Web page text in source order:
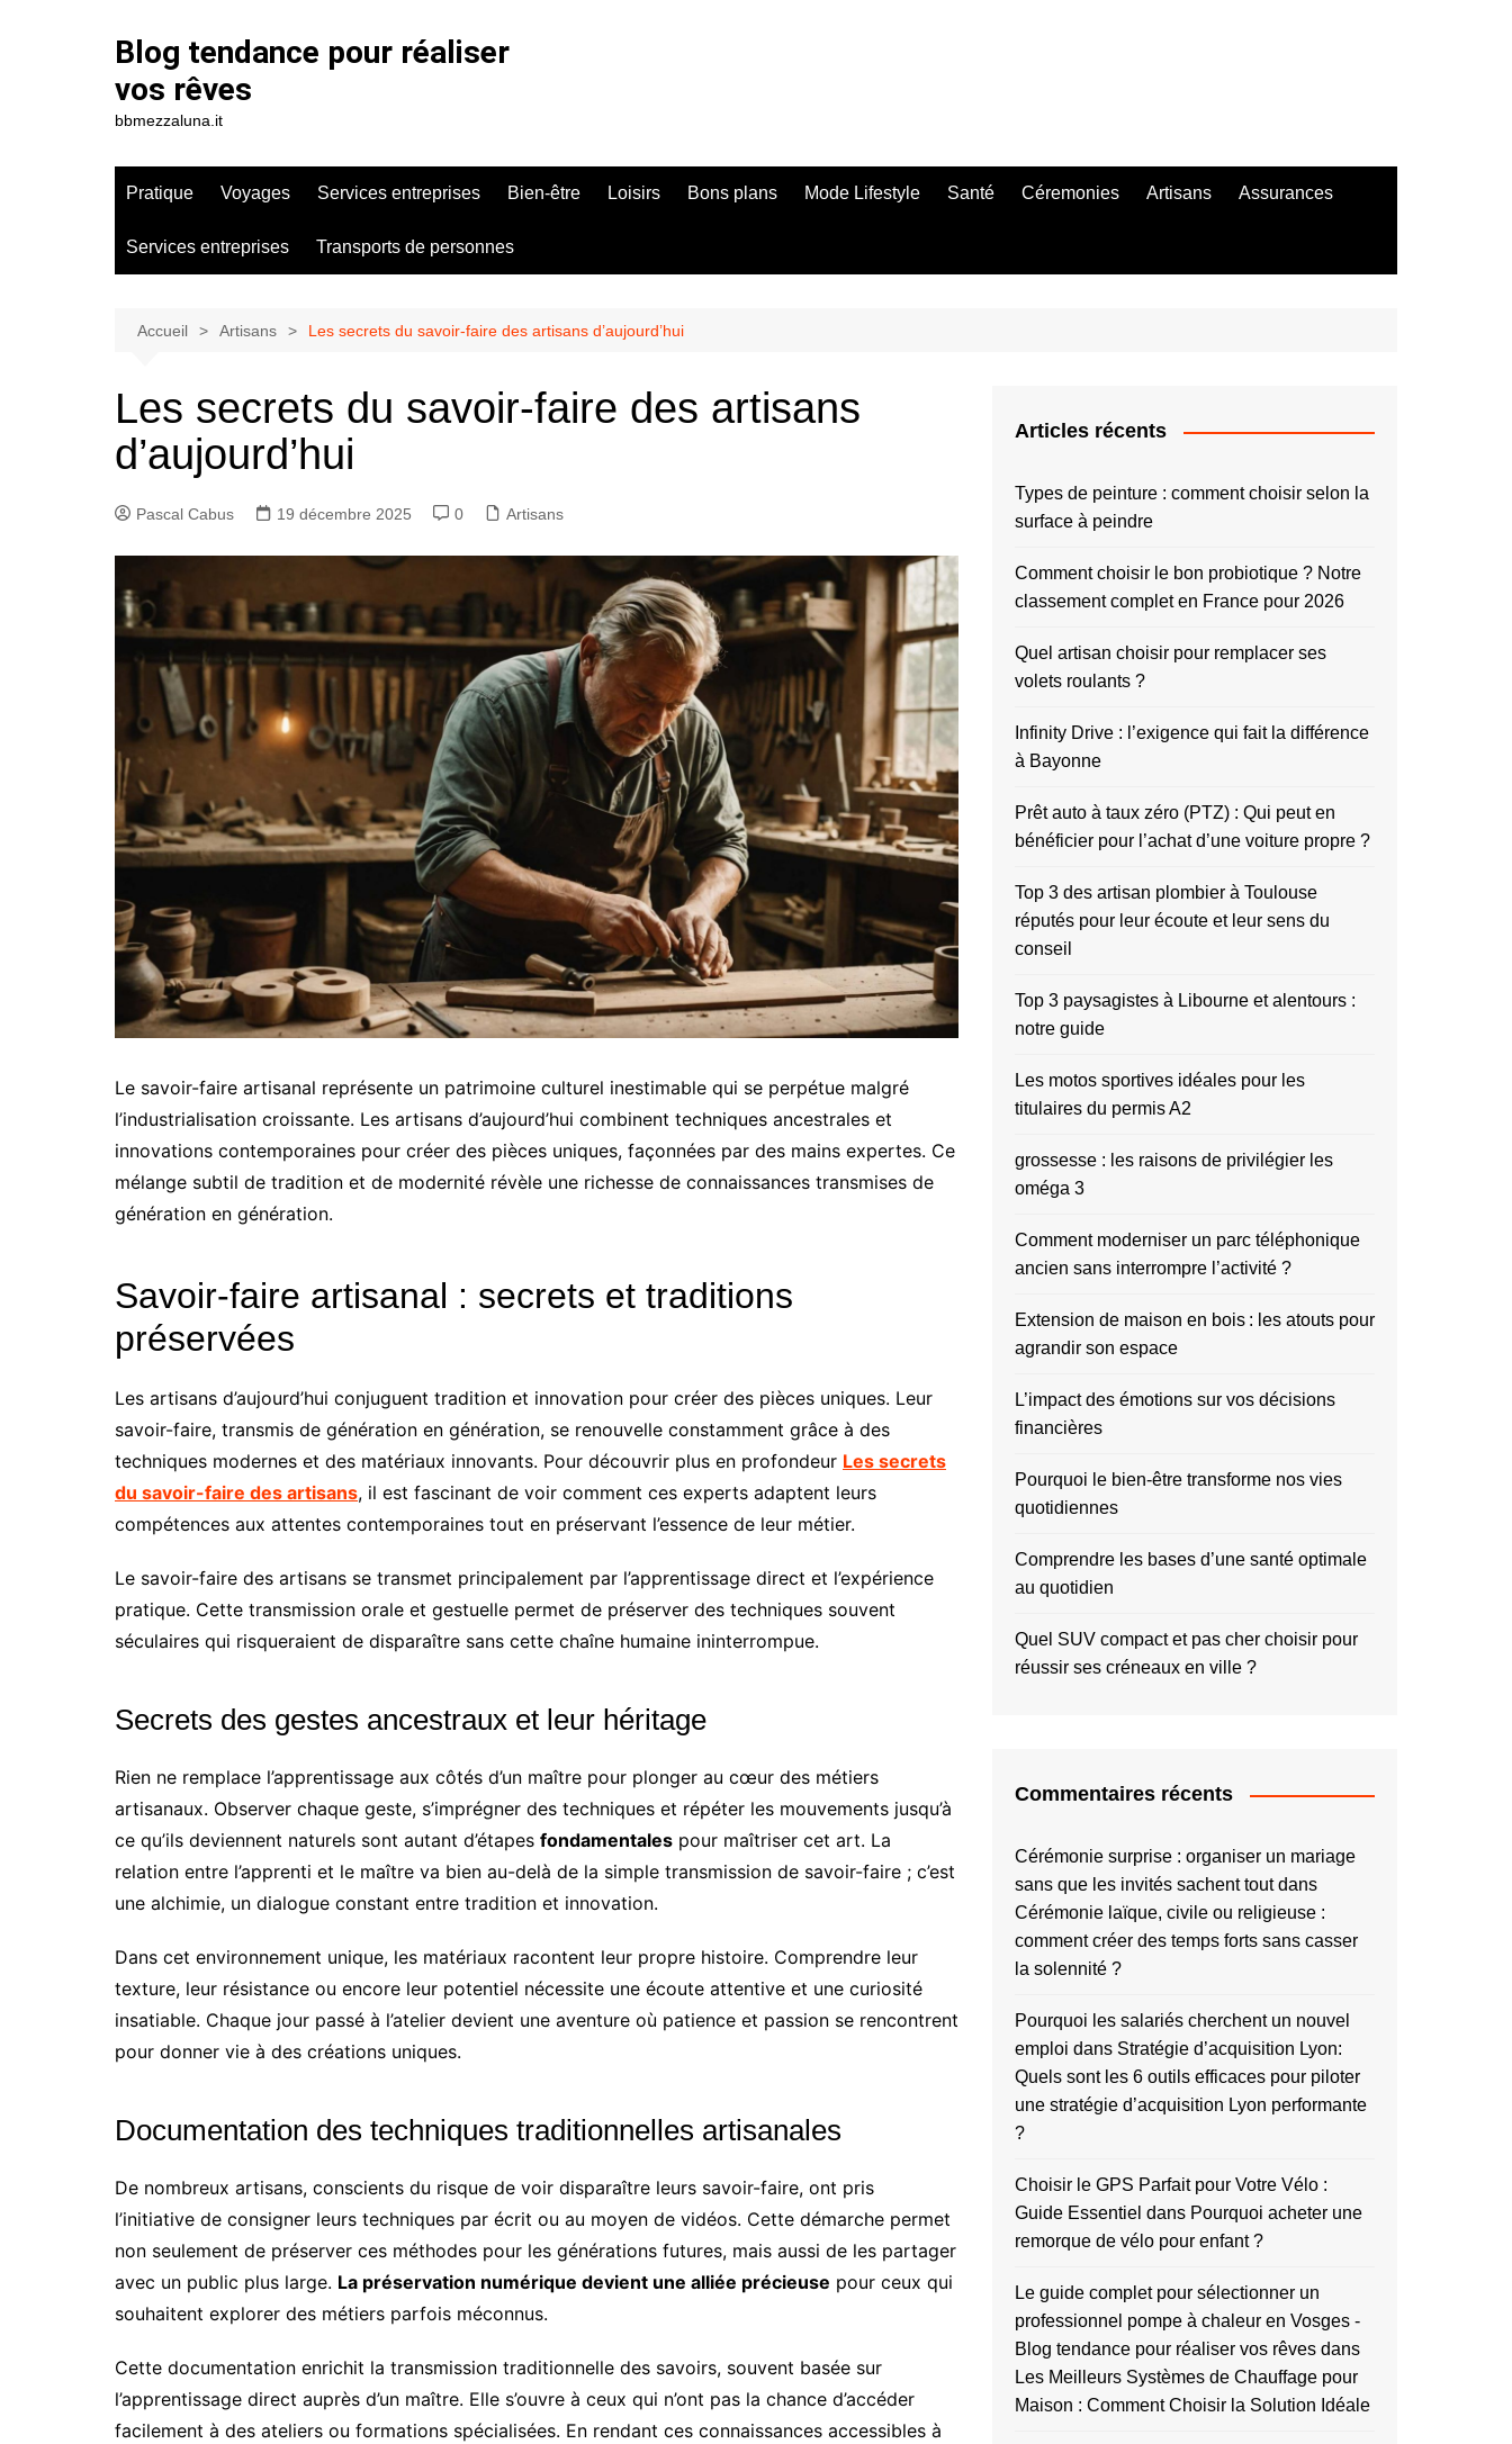
Blog tendance pour réaliser
vos rêves
bbmezzaluna.it
Pratique Voyages Services entreprises Bien-être Loisirs Bons plans Mode Lifestyle Santé Céremonies Artisans Assurances
Services entreprises Transports de personnes
Accueil Artisans Les secrets du savoir-faire des artisans d’aujourd’hui
Les secrets du savoir-faire des artisans
d’aujourd’hui
Pascal Cabus 19 décembre 2025 0 Artisans
Le savoir-faire artisanal représente un patrimoine culturel inestimable qui se perpétue malgré
l’industrialisation croissante. Les artisans d’aujourd’hui combinent techniques ancestrales et
innovations contemporaines pour créer des pièces uniques, façonnées par des mains expertes. Ce
mélange subtil de tradition et de modernité révèle une richesse de connaissances transmises de
génération en génération.
Savoir-faire artisanal : secrets et traditions
préservées
Les artisans d’aujourd’hui conjuguent tradition et innovation pour créer des pièces uniques. Leur
savoir-faire, transmis de génération en génération, se renouvelle constamment grâce à des
techniques modernes et des matériaux innovants. Pour découvrir plus en profondeur Les secrets
du savoir-faire des artisans, il est fascinant de voir comment ces experts adaptent leurs
compétences aux attentes contemporaines tout en préservant l’essence de leur métier.
Le savoir-faire des artisans se transmet principalement par l’apprentissage direct et l’expérience
pratique. Cette transmission orale et gestuelle permet de préserver des techniques souvent
séculaires qui risqueraient de disparaître sans cette chaîne humaine ininterrompue.
Secrets des gestes ancestraux et leur héritage
Rien ne remplace l’apprentissage aux côtés d’un maître pour plonger au cœur des métiers
artisanaux. Observer chaque geste, s’imprégner des techniques et répéter les mouvements jusqu’à
ce qu’ils deviennent naturels sont autant d’étapes fondamentales pour maîtriser cet art. La
relation entre l’apprenti et le maître va bien au-delà de la simple transmission de savoir-faire ; c’est
une alchimie, un dialogue constant entre tradition et innovation.
Dans cet environnement unique, les matériaux racontent leur propre histoire. Comprendre leur
texture, leur résistance ou encore leur potentiel nécessite une écoute attentive et une curiosité
insatiable. Chaque jour passé à l’atelier devient une aventure où patience et passion se rencontrent
pour donner vie à des créations uniques.
Documentation des techniques traditionnelles artisanales
De nombreux artisans, conscients du risque de voir disparaître leurs savoir-faire, ont pris
l’initiative de consigner leurs techniques par écrit ou au moyen de vidéos. Cette démarche permet
non seulement de préserver ces méthodes pour les générations futures, mais aussi de les partager
avec un public plus large. La préservation numérique devient une alliée précieuse pour ceux qui
souhaitent explorer des métiers parfois méconnus.
Cette documentation enrichit la transmission traditionnelle des savoirs, souvent basée sur
l’apprentissage direct auprès d’un maître. Elle s’ouvre à ceux qui n’ont pas la chance d’accéder
facilement à des ateliers ou formations spécialisées. En rendant ces connaissances accessibles à
Articles récents
Types de peinture : comment choisir selon la
surface à peindre
Comment choisir le bon probiotique ? Notre
classement complet en France pour 2026
Quel artisan choisir pour remplacer ses
volets roulants ?
Infinity Drive : l’exigence qui fait la différence
à Bayonne
Prêt auto à taux zéro (PTZ) : Qui peut en
bénéficier pour l’achat d’une voiture propre ?
Top 3 des artisan plombier à Toulouse
réputés pour leur écoute et leur sens du
conseil
Top 3 paysagistes à Libourne et alentours :
notre guide
Les motos sportives idéales pour les
titulaires du permis A2
grossesse : les raisons de privilégier les
oméga 3
Comment moderniser un parc téléphonique
ancien sans interrompre l’activité ?
Extension de maison en bois : les atouts pour
agrandir son espace
L’impact des émotions sur vos décisions
financières
Pourquoi le bien-être transforme nos vies
quotidiennes
Comprendre les bases d’une santé optimale
au quotidien
Quel SUV compact et pas cher choisir pour
réussir ses créneaux en ville ?
Commentaires récents
Cérémonie surprise : organiser un mariage
sans que les invités sachent toutdans
Cérémonie laïque, civile ou religieuse :
comment créer des temps forts sans casser
la solennité ?
Pourquoi les salariés cherchent un nouvel
emploi dans Stratégie d’acquisition Lyon:
Quels sont les 6 outils efficaces pour piloter
une stratégie d’acquisition Lyon performante
?
Choisir le GPS Parfait pour Votre Vélo :
Guide Essentiel dans Pourquoi acheter une
remorque de vélo pour enfant ?
Le guide complet pour sélectionner un
professionnel pompe à chaleur en Vosges -
Blog tendance pour réaliser vos rêves dans
Les Meilleurs Systèmes de Chauffage pour
Maison : Comment Choisir la Solution Idéale